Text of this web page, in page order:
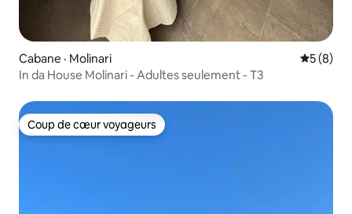
Cabane · Molinari Note
5 (8)
In da House Molinari - Adultes seulement - T3
Coup de cœur voyageurs
Coup de cœur voyageurs